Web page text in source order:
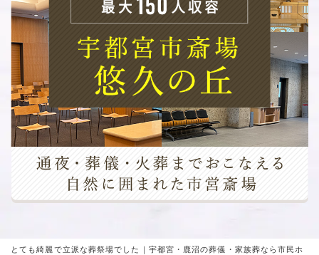
とても綺麗で立派な葬祭場でした｜宇都宮・鹿沼の葬儀・家族葬なら市民ホ